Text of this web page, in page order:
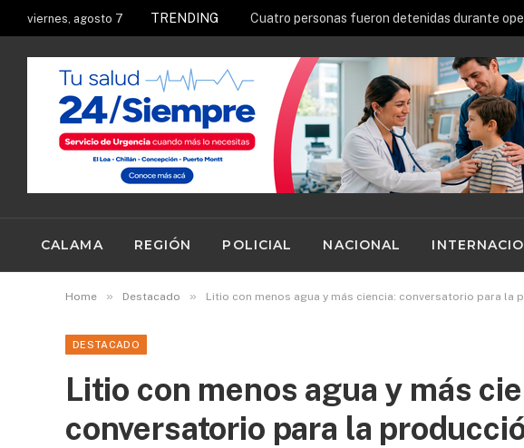
viernes, agosto 7 TRENDING Ruta Patrimonial del Salitre toma fuerza con
CALAMA REGIÓN POLICIAL NACIONAL
Home » Destacado » Litio con menos agua y más ciencia: conversatorio para
DESTACADO
Litio con menos agua y más
conversatorio para la